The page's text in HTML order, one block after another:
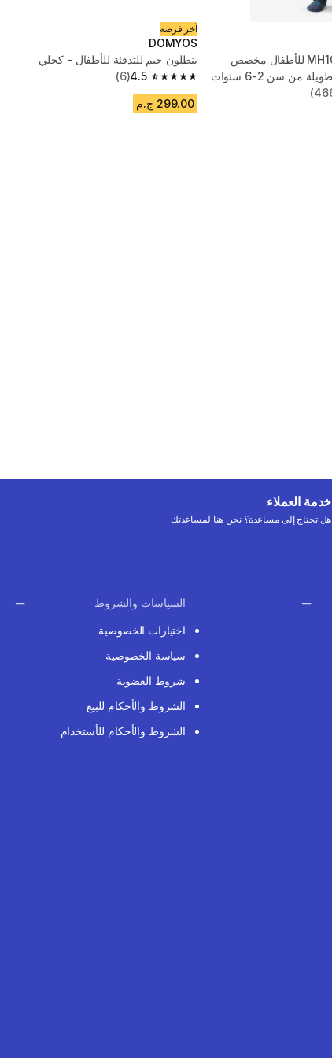
بنطلون فليس MH100 للأطفال مخصص
للمشي مسافات طويلة من سن 2-6 سنوات
آخر فرصة
DOMYOS
بنطلون جيم للتدفئة للأطفال - كحلي
4.5
4.5 out of 5 stars from 6 reviews
(6)
299.00 ج.م
خدمة العملاء
هل تحتاج إلى مساعدة؟ نحن هنا لمساعدتك
السياسات والشروط
اختيارات الخصوصية
سياسة الخصوصية
شروط العضوية
الشروط والأحكام للبيع
الشروط والأحكام للأستخدام